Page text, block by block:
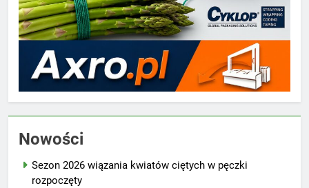
Nowości
Sezon 2026 wiązania kwiatów ciętych w pęczki
rozpoczęty